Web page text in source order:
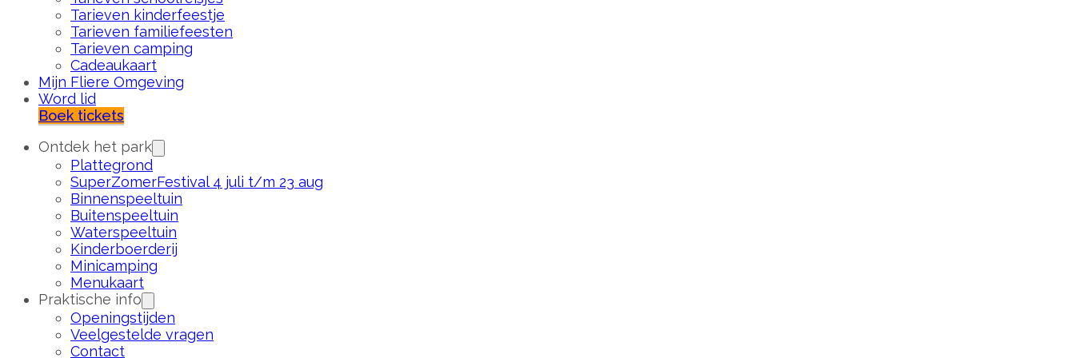
Tarieven kinderfeestje
Tarieven familiefeesten
Tarieven camping
Cadeaukaart
Mijn Fliere Omgeving
Word lid
Boek tickets
Ontdek het park
Plattegrond
SuperZomerFestival 4 juli t/m 23 aug
Binnenspeeltuin
Buitenspeeltuin
Waterspeeltuin
Kinderboerderij
Minicamping
Menukaart
Praktische info
Openingstijden
Veelgestelde vragen
Contact